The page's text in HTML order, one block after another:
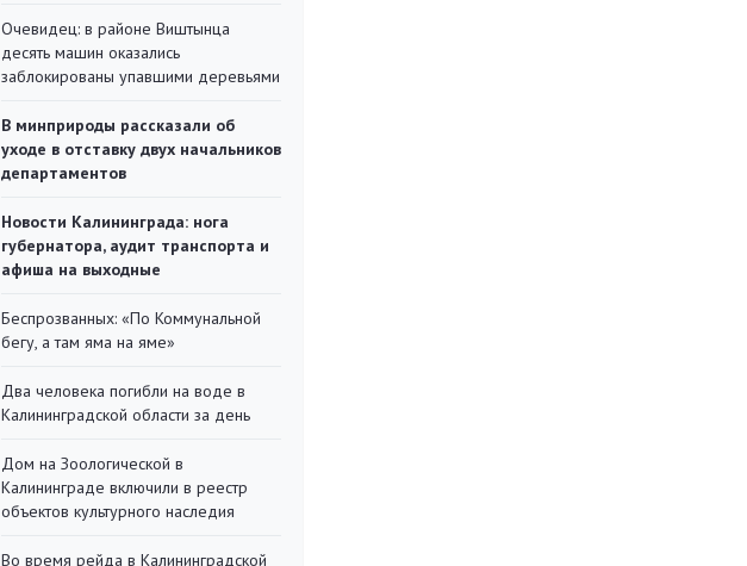
Очевидец: в районе Виштынца
десять машин оказались
заблокированы упавшими деревьями
В минприроды рассказали об
уходе в отставку двух начальников
департаментов
Новости Калининграда: нога
губернатора, аудит транспорта и
афиша на выходные
Беспрозванных: «По Коммунальной
бегу, а там яма на яме»
Два человека погибли на воде в
Калининградской области за день
Дом на Зоологической в
Калининграде включили в реестр
объектов культурного наследия
Во время рейда в Калининградской